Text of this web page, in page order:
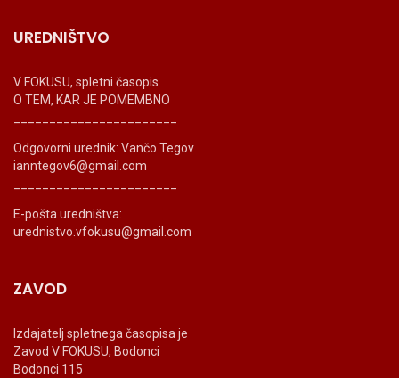
UREDNIŠTVO
V FOKUSU, spletni časopis
O TEM, KAR JE POMEMBNO
Odgovorni urednik: Vančo Tegov
ianntegov6@gmail.com
E-pošta uredništva:
urednistvo.vfokusu@gmail.com
ZAVOD
Izdajatelj spletnega časopisa je
Zavod V FOKUSU, Bodonci
Bodonci 115